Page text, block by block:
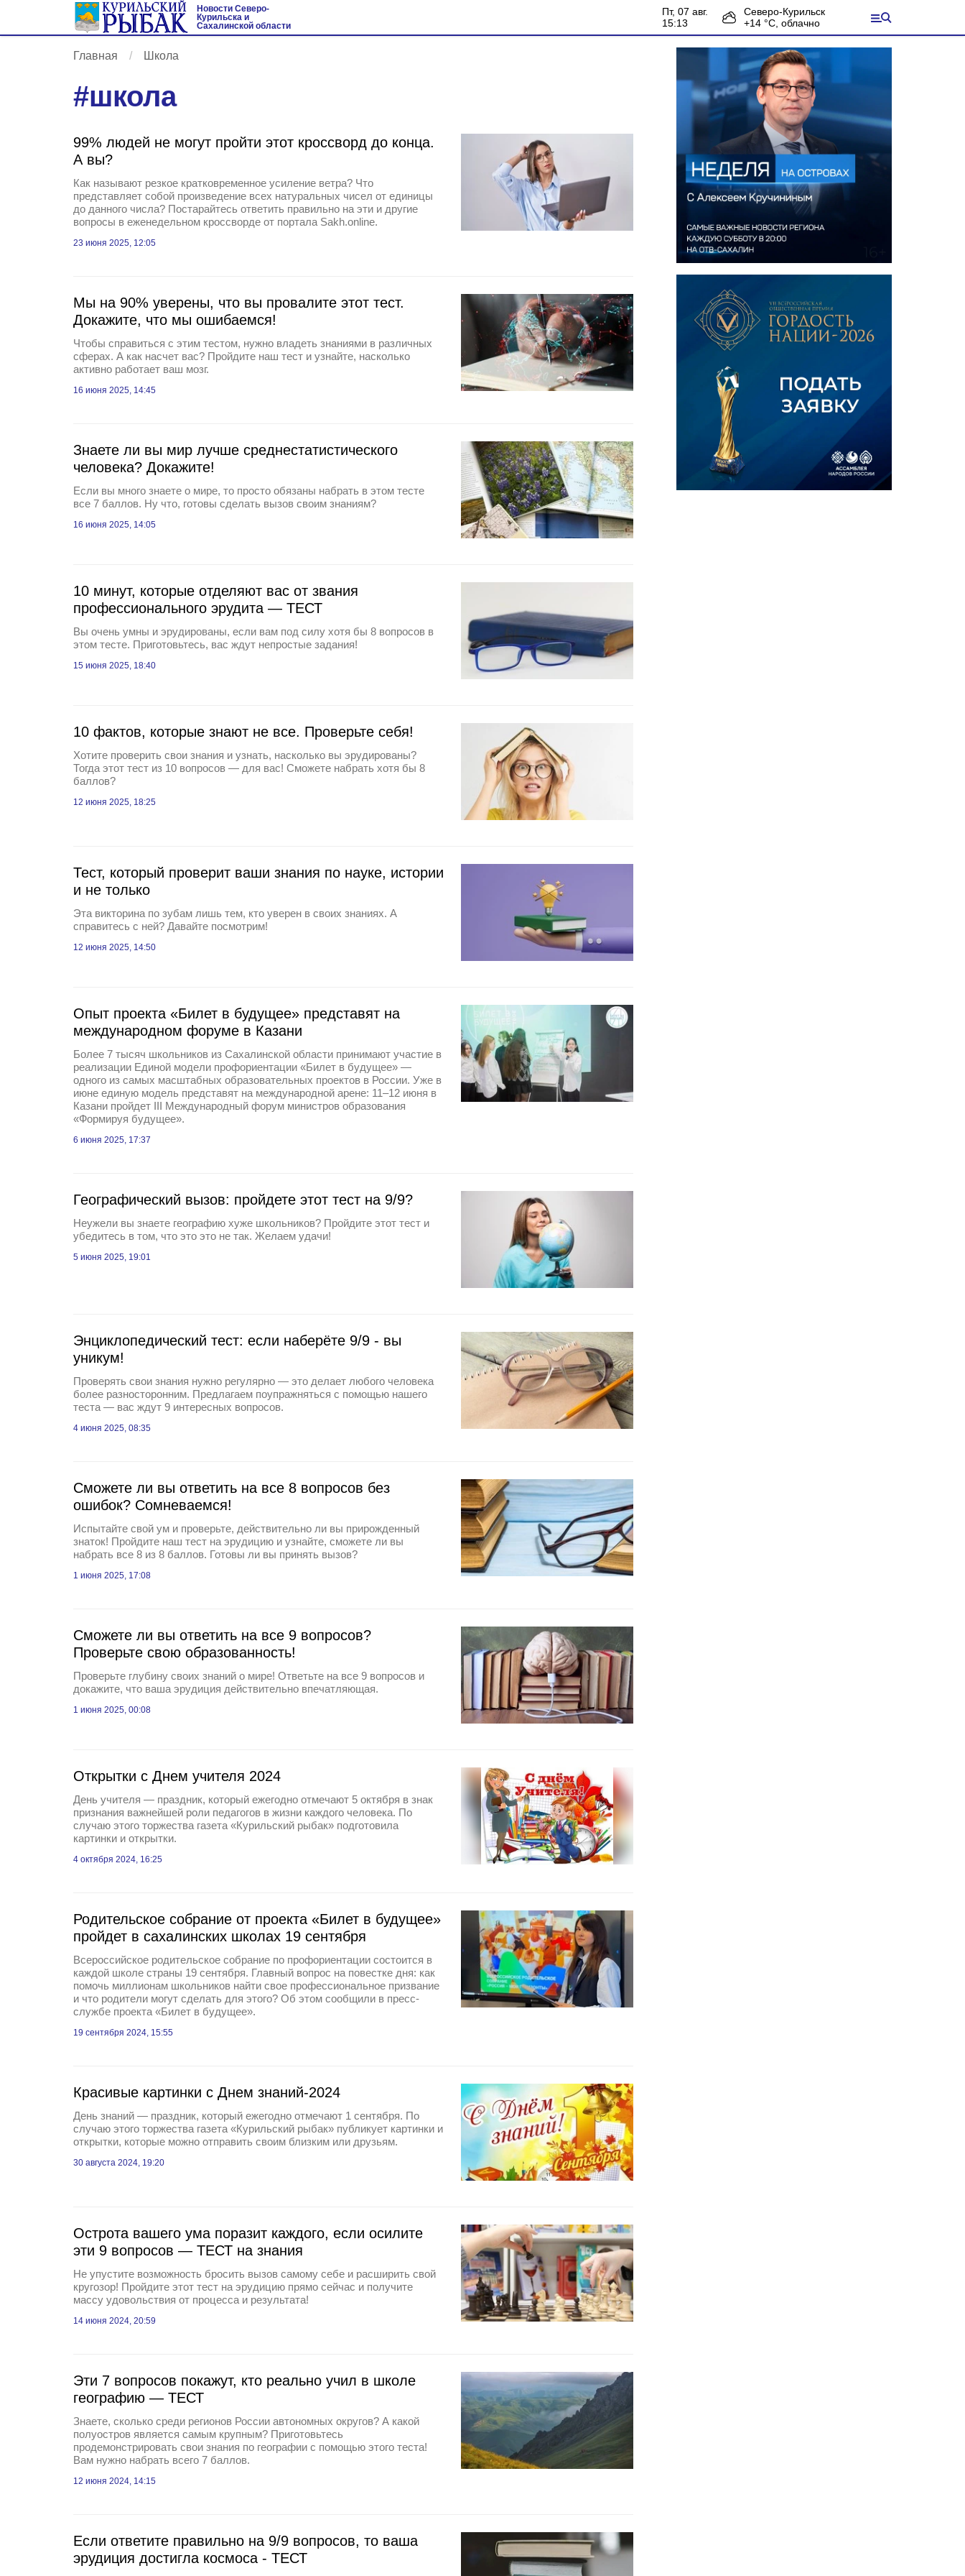
Новости Северо-
Курильска и
Сахалинской области
пт, 07 авг.
15:13
Северо-Курильск
+14 °С, облачно
Главная Школа
#школа
99% людей не могут пройти этот кроссворд до конца.
А вы?
Как называют резкое кратковременное усиление ветра? Что
представляет собой произведение всех натуральных чисел от единицы
до данного числа? Постарайтесь ответить правильно на эти и другие
вопросы в еженедельном кроссворде от портала Sakh.online.
23 июня 2025, 12:05
Мы на 90% уверены, что вы провалите этот тест.
Докажите, что мы ошибаемся!
Чтобы справиться с этим тестом, нужно владеть знаниями в различных
сферах. А как насчет вас? Пройдите наш тест и узнайте, насколько
активно работает ваш мозг.
16 июня 2025, 14:45
Знаете ли вы мир лучше среднестатистического
человека? Докажите!
Если вы много знаете о мире, то просто обязаны набрать в этом тесте
все 7 баллов. Ну что, готовы сделать вызов своим знаниям?
16 июня 2025, 14:05
10 минут, которые отделяют вас от звания
профессионального эрудита — ТЕСТ
Вы очень умны и эрудированы, если вам под силу хотя бы 8 вопросов в
этом тесте. Приготовьтесь, вас ждут непростые задания!
15 июня 2025, 18:40
10 фактов, которые знают не все. Проверьте себя!
Хотите проверить свои знания и узнать, насколько вы эрудированы?
Тогда этот тест из 10 вопросов — для вас! Сможете набрать хотя бы 8
баллов?
12 июня 2025, 18:25
Тест, который проверит ваши знания по науке, истории
и не только
Эта викторина по зубам лишь тем, кто уверен в своих знаниях. А
справитесь с ней? Давайте посмотрим!
12 июня 2025, 14:50
Опыт проекта «Билет в будущее» представят на
международном форуме в Казани
Более 7 тысяч школьников из Сахалинской области принимают участие в
реализации Единой модели профориентации «Билет в будущее» —
одного из самых масштабных образовательных проектов в России. Уже в
июне единую модель представят на международной арене: 11–12 июня в
Казани пройдет III Международный форум министров образования
«Формируя будущее».
6 июня 2025, 17:37
Географический вызов: пройдете этот тест на 9/9?
Неужели вы знаете географию хуже школьников? Пройдите этот тест и
убедитесь в том, что это это не так. Желаем удачи!
5 июня 2025, 19:01
Энциклопедический тест: если наберёте 9/9 - вы
уникум!
Проверять свои знания нужно регулярно — это делает любого человека
более разносторонним. Предлагаем поупражняться с помощью нашего
теста — вас ждут 9 интересных вопросов.
4 июня 2025, 08:35
Сможете ли вы ответить на все 8 вопросов без
ошибок? Сомневаемся!
Испытайте свой ум и проверьте, действительно ли вы прирожденный
знаток! Пройдите наш тест на эрудицию и узнайте, сможете ли вы
набрать все 8 из 8 баллов. Готовы ли вы принять вызов?
1 июня 2025, 17:08
Сможете ли вы ответить на все 9 вопросов?
Проверьте свою образованность!
Проверьте глубину своих знаний о мире! Ответьте на все 9 вопросов и
докажите, что ваша эрудиция действительно впечатляющая.
1 июня 2025, 00:08
Открытки с Днем учителя 2024
День учителя — праздник, который ежегодно отмечают 5 октября в знак
признания важнейшей роли педагогов в жизни каждого человека. По
случаю этого торжества газета «Курильский рыбак» подготовила
картинки и открытки.
4 октября 2024, 16:25
Родительское собрание от проекта «Билет в будущее»
пройдет в сахалинских школах 19 сентября
Всероссийское родительское собрание по профориентации состоится в
каждой школе страны 19 сентября. Главный вопрос на повестке дня: как
помочь миллионам школьников найти свое профессиональное призвание
и что родители могут сделать для этого? Об этом сообщили в пресс-
службе проекта «Билет в будущее».
19 сентября 2024, 15:55
Красивые картинки с Днем знаний-2024
День знаний — праздник, который ежегодно отмечают 1 сентября. По
случаю этого торжества газета «Курильский рыбак» публикует картинки и
открытки, которые можно отправить своим близким или друзьям.
30 августа 2024, 19:20
Острота вашего ума поразит каждого, если осилите
эти 9 вопросов — ТЕСТ на знания
Не упустите возможность бросить вызов самому себе и расширить свой
кругозор! Пройдите этот тест на эрудицию прямо сейчас и получите
массу удовольствия от процесса и результата!
14 июня 2024, 20:59
Эти 7 вопросов покажут, кто реально учил в школе
географию — ТЕСТ
Знаете, сколько среди регионов России автономных округов? А какой
полуостров является самым крупным? Приготовьтесь
продемонстрировать свои знания по географии с помощью этого теста!
Вам нужно набрать всего 7 баллов.
12 июня 2024, 14:15
Если ответите правильно на 9/9 вопросов, то ваша
эрудиция достигла космоса - ТЕСТ